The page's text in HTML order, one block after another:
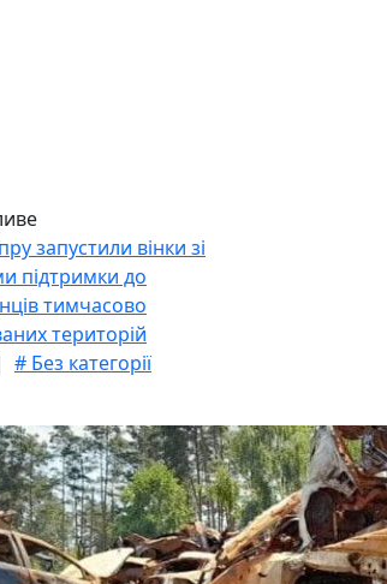
запустили вінки зі
підтримки до
тимчасово
територій
# Без категорії